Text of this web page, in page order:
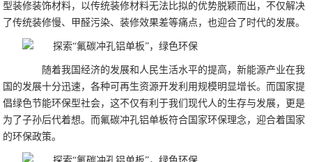
型装修装饰材料，以传统装修材料无法比拟的优势脱颖而出，不仅解决
了传统装修慢、甲醛污染、装修效果差等痛点，也迎合了时代的发展。
随着我国经济的发展和人民生活水平的提高，新能源产业在我
国的发展十分迅速，各种可再生资源开发利用规模明显增长。而国家提
倡绿色节能环保型社会，这不仅有利于我们现代人的生存与发展，更是
为了子孙后代着想。而氟碳冲孔铝单板符合国家环保理念，迎合着国家
的环保政策。